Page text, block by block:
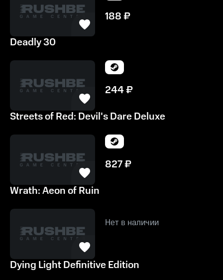
188₽
Deadly 30
244₽
Streets of Red: Devil's Dare Deluxe
827₽
Wrath: Aeon of Ruin
Нет в наличии
Dying Light Definitive Edition